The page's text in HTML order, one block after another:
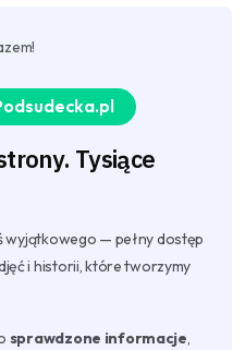
Tysiące
wyjątkowego — pełny dostęp
i historii, które tworzymy
sprawdzone informacje,